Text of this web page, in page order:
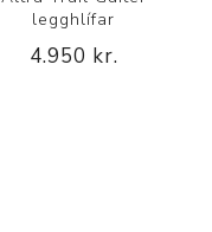
legghlífar
4.950 kr.